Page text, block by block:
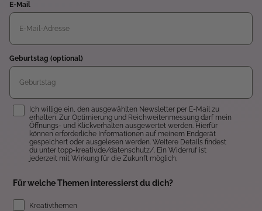
E-Mail
Geburtstag (optional)
Einwilligung
Ich willige ein, den ausgewählten Newsletter per E-Mail zu
erhalten. Zur Optimierung und Reichweitenmessung darf mein
Öffnungs- und Klickverhalten ausgewertet werden. Hierfür
können erforderliche Informationen auf meinem Endgerät
gespeichert oder ausgelesen werden. Weitere Details findest
du unter topp-kreativ.de/datenschutz/. Ein Widerruf ist
jederzeit mit Wirkung für die Zukunft möglich.
Für welche Themen interessierst du dich?
Kreativthemen